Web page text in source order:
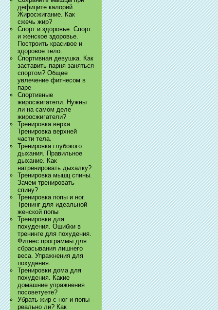
дефиците калорий.
Жиросжигание. Как
сжечь жир?
Спорт и здоровье. Спорт
и женское здоровье.
Построить красивое и
здоровое тело.
Спортивная девушка. Как
заставить парня заняться
спортом? Общее
увлечение фитнесом в
паре
Спортивные
жиросжигатели. Нужны
ли на самом деле
жиросжигатели?
Тренировка верха.
Тренировка верхней
части тела.
Тренировка глубокого
дыхания. Правильное
дыхание. Как
натренировать дыхалку?
Тренировка мышц спины.
Зачем тренировать
спину?
Тренировка попы и ног.
Тренинг для идеальной
женской попы
Тренировки для
похудения. Ошибки в
тренинге для похудения.
Фитнес программы для
сбрасывания лишнего
веса. Упражнения для
похудения.
Тренировки дома для
похудения. Какие
домашние упражнения
посоветуете?
Убрать жир с ног и попы -
реально ли? Как